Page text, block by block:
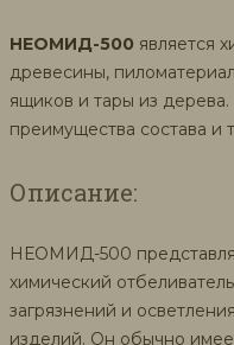
НЕОМИД-500 является
древесины,
ящиков и тары из
преимущества состава и
Описание:
НЕОМИД-500
химический
загрязнений и
изделий. Он обычно